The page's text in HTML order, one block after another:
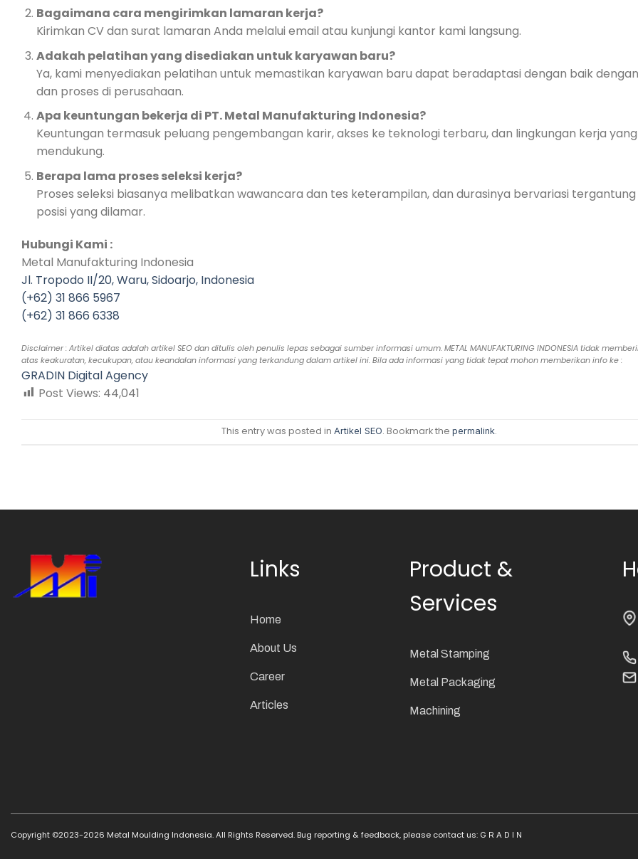
Bagaimana cara mengirimkan lamaran kerja?
Kirimkan CV dan surat lamaran Anda melalui email atau kunjungi kantor kami langsung.
Adakah pelatihan yang disediakan untuk karyawan baru?
Ya, kami menyediakan pelatihan untuk memastikan karyawan baru dapat beradaptasi dengan baik
dan proses di perusahaan.
Apa keuntungan bekerja di PT. Metal Manufakturing Indonesia?
Keuntungan termasuk peluang pengembangan karir, akses ke teknologi terbaru, dan lingkungan kerja yang
mendukung.
Berapa lama proses seleksi kerja?
Proses seleksi biasanya melibatkan wawancara dan tes keterampilan, dan durasinya bervariasi
posisi yang dilamar.
Hubungi Kami :
Metal Manufakturing Indonesia
Jl. Tropodo II/20, Waru, Sidoarjo, Indonesia
(+62) 31 866 5967
(+62) 31 866 6338
Disclaimer : Artikel diatas adalah artikel SEO dan ditulis oleh penulis lepas sebagai sumber informasi umum. METAL MANUFAKTURING INDONESIA tidak
atas keakuratan, kecukupan, atau keandalan informasi yang terkandung dalam artikel ini. Bila ada informasi yang tidak tepat mohon memberikan info ke :
GRADIN Digital Agency
Post Views: 44,041
This entry was posted in Artikel SEO. Bookmark the permalink.
Links
Home
About Us
Career
Articles
Product &
Services
Metal Stamping
Metal Packaging
Machining
Copyright ©2023-2026 Metal Moulding Indonesia.All Rights Reserved. Bug reporting & feedback, please contact us: G R A D I N